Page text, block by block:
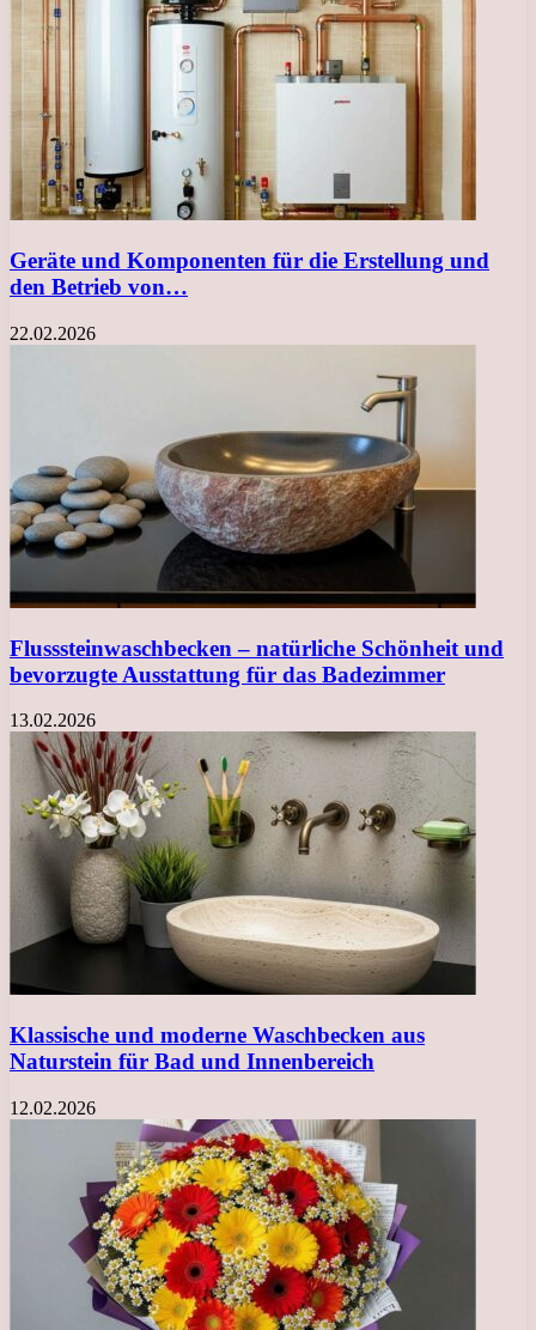
Geräte und Komponenten für die Erstellung und
den Betrieb von…
22.02.2026
Flusssteinwaschbecken – natürliche Schönheit und
bevorzugte Ausstattung für das Badezimmer
13.02.2026
Klassische und moderne Waschbecken aus
Naturstein für Bad und Innenbereich
12.02.2026